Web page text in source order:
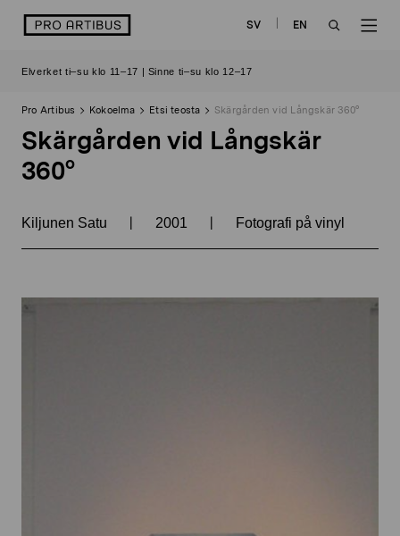
sisältöön
logo SV
EN
Elverket ti–su klo 11–17 | Sinne ti–su klo 12–17
Pro Artibus Kokoelma Etsi teosta Skärgården vid Långskär 360°
Skärgården vid Långskär
360°
Kiljunen Satu | 2001 | Fotografi på vinyl